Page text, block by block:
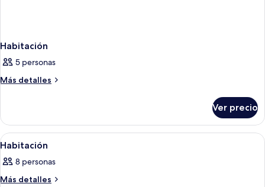
Habitación
5 personas
Más detalles
Más
Ver precio
Abrir
todas
las
fotos
Una habitación acogedora con
1
Habitación
8 personas
Más detalles
Más